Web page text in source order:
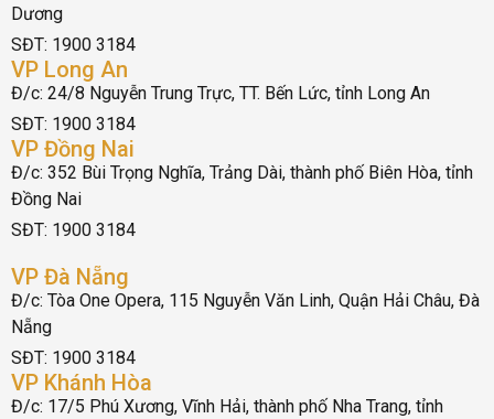
Dương
SĐT: 1900 3184
VP Long An
Đ/c: 24/8 Nguyễn Trung Trực, TT. Bến Lức, tỉnh Long An
SĐT: 1900 3184
VP Đồng Nai
Đ/c: 352 Bùi Trọng Nghĩa, Trảng Dài, thành phố Biên Hòa, tỉnh
Đồng Nai
SĐT: 1900 3184
VP Đà Nẵng
Đ/c: Tòa One Opera, 115 Nguyễn Văn Linh, Quận Hải Châu, Đà
Nẵng
SĐT: 1900 3184
VP Khánh Hòa
Đ/c: 17/5 Phú Xương, Vĩnh Hải, thành phố Nha Trang, tỉnh